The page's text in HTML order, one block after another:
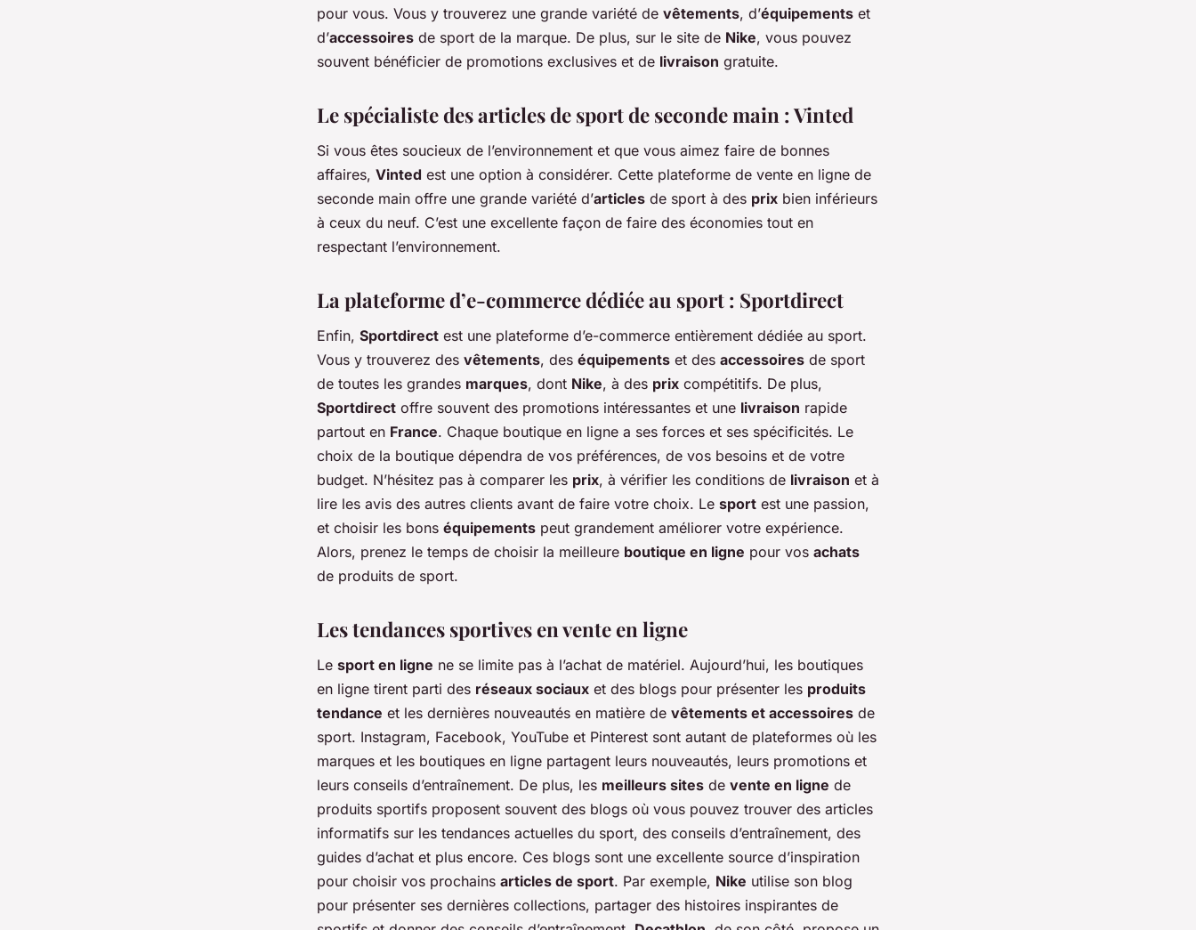
pour vous. Vous y trouverez une grande variété de vêtements, d’équipements et
d’accessoires de sport de la marque. De plus, sur le site de Nike, vous pouvez
souvent bénéficier de promotions exclusives et de livraison gratuite.
Le spécialiste des articles de sport de seconde main : Vinted
Si vous êtes soucieux de l’environnement et que vous aimez faire de bonnes
affaires, Vinted est une option à considérer. Cette plateforme de vente en ligne de
seconde main offre une grande variété d’articles de sport à des prix bien inférieurs
à ceux du neuf. C’est une excellente façon de faire des économies tout en
respectant l’environnement.
La plateforme d’e-commerce dédiée au sport : Sportdirect
Enfin, Sportdirect est une plateforme d’e-commerce entièrement dédiée au sport.
Vous y trouverez des vêtements, des équipements et des accessoires de sport
de toutes les grandes marques, dont Nike, à des prix compétitifs. De plus,
Sportdirect offre souvent des promotions intéressantes et une livraison rapide
partout en France. Chaque boutique en ligne a ses forces et ses spécificités. Le
choix de la boutique dépendra de vos préférences, de vos besoins et de votre
budget. N’hésitez pas à comparer les prix, à vérifier les conditions de livraison et à
lire les avis des autres clients avant de faire votre choix. Le sport est une passion,
et choisir les bons équipements peut grandement améliorer votre expérience.
Alors, prenez le temps de choisir la meilleure boutique en ligne pour vos achats
de produits de sport.
Les tendances sportives en vente en ligne
Le sport en ligne ne se limite pas à l’achat de matériel. Aujourd’hui, les boutiques
en ligne tirent parti des réseaux sociaux et des blogs pour présenter les produits
tendance et les dernières nouveautés en matière de vêtements et accessoires de
sport. Instagram, Facebook, YouTube et Pinterest sont autant de plateformes où les
marques et les boutiques en ligne partagent leurs nouveautés, leurs promotions et
leurs conseils d’entraînement. De plus, les meilleurs sites de vente en ligne de
produits sportifs proposent souvent des blogs où vous pouvez trouver des articles
informatifs sur les tendances actuelles du sport, des conseils d’entraînement, des
guides d’achat et plus encore. Ces blogs sont une excellente source d’inspiration
pour choisir vos prochains articles de sport. Par exemple, Nike utilise son blog
pour présenter ses dernières collections, partager des histoires inspirantes de